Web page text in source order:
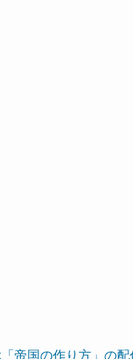
帝国の作り方」の